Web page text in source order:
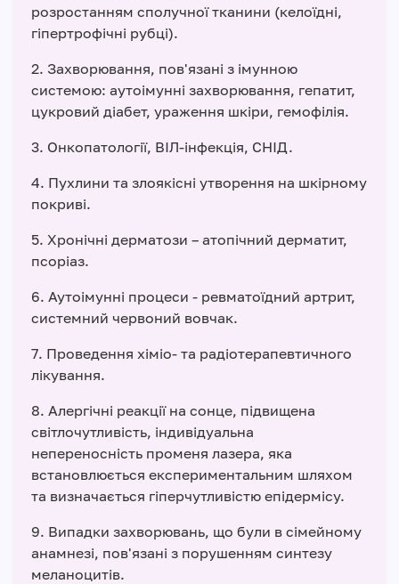
розростанням сполучної тканини (келоїдні,
гіпертрофічні рубці).
2. Захворювання, пов'язані з імунною
системою: аутоімунні захворювання, гепатит,
цукровий діабет, ураження шкіри, гемофілія.
3. Онкопатології, ВІЛ-інфекція, СНІД.
4. Пухлини та злоякісні утворення на шкірному
покриві.
5. Хронічні дерматози – атопічний дерматит,
псоріаз.
6. Аутоімунні процеси - ревматоїдний артрит,
системний червоний вовчак.
7. Проведення хіміо- та радіотерапевтичного
лікування.
8. Алергічні реакції на сонце, підвищена
світлочутливість, індивідуальна
непереносність променя лазера, яка
встановлюється експериментальним шляхом
та визначається гіперчутливістю епідермісу.
9. Випадки захворювань, що були в сімейному
анамнезі, пов'язані з порушенням синтезу
меланоцитів.